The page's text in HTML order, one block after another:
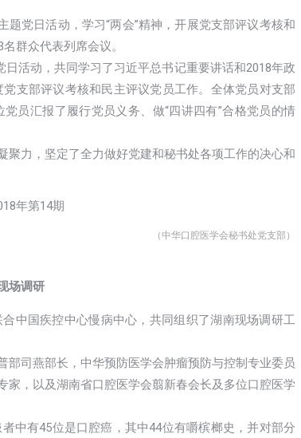
党日活动，学习“两会”精神，开展党支部评议考核和
群众代表列席会议。
活动，共同学习了习近平总书记重要讲话和2018年政
支部评议考核和民主评议党员工作。全体党员对支部
员汇报了履行党员义务、做“四讲四有”合格党员的情
力，坚定了全力做好党建和秘书处各项工作的决心和
（中华口腔医学会秘书处党支部）
场调研
中国疾控中心慢病中心，共同组织了湖南现场调研工
司燕部长，中华预防医学会肿瘤预防与控制专业委员
，以及湖南省口腔医学会翦新春会长及多位口腔医学
中有45位是口腔癌，其中44位有嚼槟榔史，并对部分